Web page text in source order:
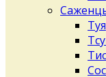
Туя